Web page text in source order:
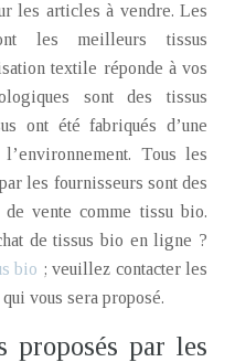
les articles à vendre. Les
les meilleurs tissus
textile réponde à vos
sont des tissus
ont été fabriqués d’une
Tous les
les fournisseurs sont des
vente comme tissu bio.
de tissus bio en ligne ?
bio ; veuillez contacter les
vous sera proposé.
proposés par les